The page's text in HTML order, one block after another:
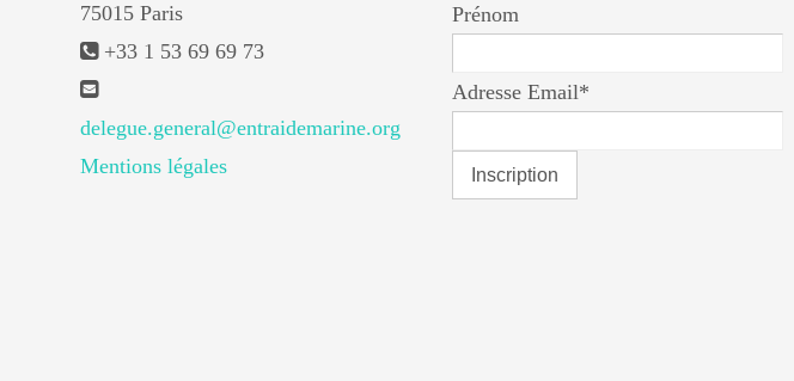
75015 Paris
+33 1 53 69 69 73
delegue.general@entraidemarine.org
Mentions légales
Prénom
Adresse Email*